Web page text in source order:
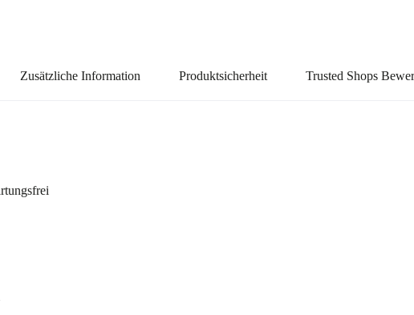
Zusätzliche Information Produktsicherheit Trusted Shops